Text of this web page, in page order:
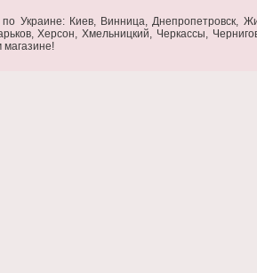
Украине: Киев, Винница, Днепропетровск,
Херсон, Хмельницкий, Черкассы,
магазине!